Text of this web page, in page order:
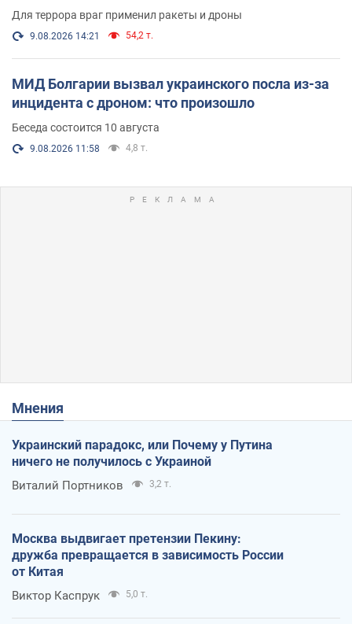
и видео
Для террора враг применил ракеты и дроны
9.08.2026 14:21 54,2 т.
МИД Болгарии вызвал украинского посла из-за
инцидента с дроном: что произошло
Беседа состоится 10 августа
9.08.2026 11:58 4,8 т.
Мнения
Украинский парадокс, или Почему у Путина
ничего не получилось с Украиной
Виталий Портников 3,2 т.
Москва выдвигает претензии Пекину:
дружба превращается в зависимость России
от Китая
Виктор Каспрук 5,0 т.